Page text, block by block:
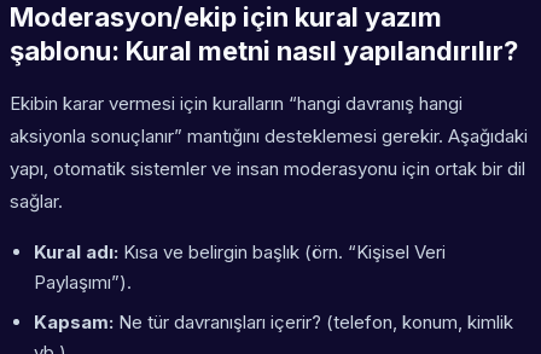
Moderasyon/ekip için kural yazım
şablonu: Kural metni nasıl yapılandırılır?
Ekibin karar vermesi için kuralların “hangi davranış hangi
aksiyonla sonuçlanır” mantığını desteklemesi gerekir. Aşağıdaki
yapı, otomatik sistemler ve insan moderasyonu için ortak bir dil
sağlar.
Kural adı: Kısa ve belirgin başlık (örn. “Kişisel Veri
Paylaşımı”).
Kapsam: Ne tür davranışları içerir? (telefon, konum, kimlik